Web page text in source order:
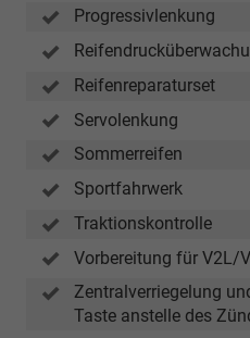
Progressivlenkung
Reifenreparaturset
Servolenkung
Sommerreifen
Sportfahrwerk
Traktionskontrolle
Vorbereitung für V2L/
Zentralverriegelung
Taste anstelle des